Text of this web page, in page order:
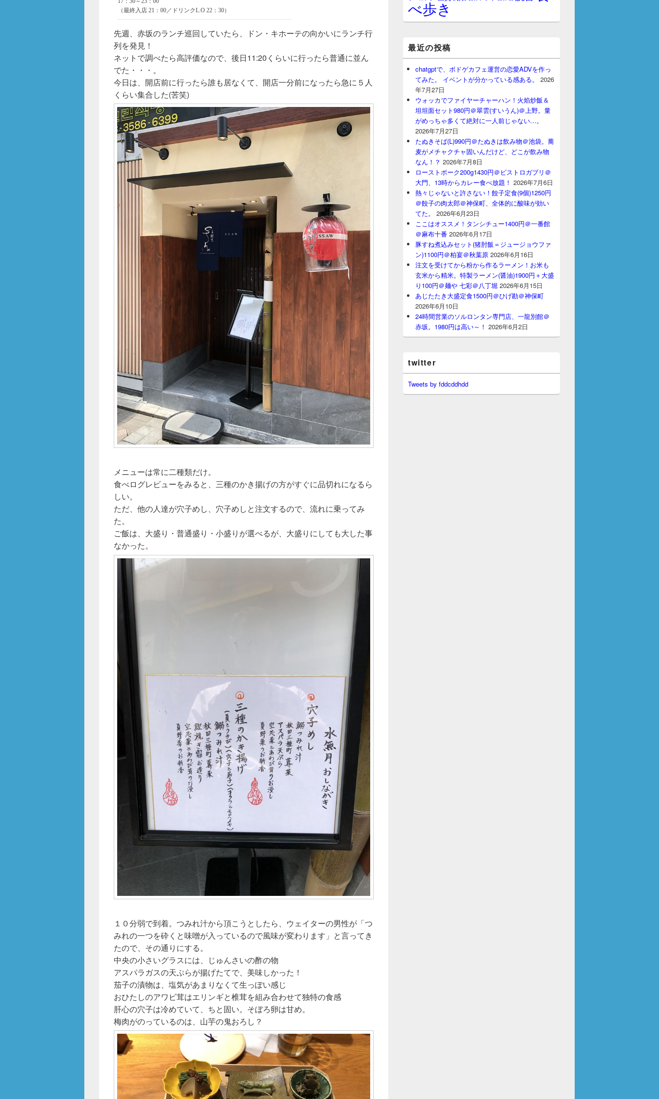
先週、赤坂のランチ巡回していたら、ドン・キホーテの向かいにランチ行
列を発見！
ネットで調べたら高評価なので、後日11:20くらいに行ったら普通に並ん
でた・・・。
今日は、開店前に行ったら誰も居なくて、開店一分前になったら急に５人
くらい集合した(苦笑)
メニューは常に二種類だけ。
食べログレビューをみると、三種のかき揚げの方がすぐに品切れになるら
しい。
ただ、他の人達が穴子めし、穴子めしと注文するので、流れに乗ってみ
た。
ご飯は、大盛り・普通盛り・小盛りが選べるが、大盛りにしても大した事
なかった。
１０分弱で到着。つみれ汁から頂こうとしたら、ウェイターの男性が「つ
みれの一つを砕くと味噌が入っているので風味が変わります」と言ってき
たので、その通りにする。
中央の小さいグラスには、じゅんさいの酢の物
アスパラガスの天ぷらが揚げたてで、美味しかった！
茄子の漬物は、塩気があまりなくて生っぽい感じ
おひたしのアワビ茸はエリンギと椎茸を組み合わせて独特の食感
肝心の穴子は冷めていて、ちと固い。そぼろ卵は甘め。
梅肉がのっているのは、山芋の鬼おろし？
べ歩き
最近の投稿
chatgptで、ボドゲカフェ運営の恋愛ADVを作っ
てみた。 イベントが分かっている感ある。
2026
年7月27日
ウォッカでファイヤーチャーハン！火焰炒飯＆
坦坦面セット980円＠翠雲(すいうん)＠上野。量
がめっちゃ多くて絶対に一人前じゃない…。
2026年7月27日
たぬきそば(L)990円＠たぬきは飲み物＠池袋。蕎
麦がメチャクチャ固いんだけど、どこが飲み物
なん！？ 2026年7月8日
ローストポーク200g1430円＠ビストロガブリ＠
大門、13時からカレー食べ放題！ 2026年7月6日
熱々じゃないと許さない！餃子定食(9個)1250円
＠餃子の肉太郎＠神保町、全体的に酸味が効い
てた。
2026年6月23日
ここはオススメ！タンシチュー1400円＠一番館
＠麻布十番 2026年6月17日
豚すね煮込みセット(猪肘飯＝ジュージョウファ
ン)1100円＠柏宴＠秋葉原 2026年6月16日
注文を受けてから粉から作るラーメン！お米も
玄米から精米。特製ラーメン(醤油)1900円＋大盛
り100円＠麺や 七彩＠八丁堀 2026年6月15日
あじたたき大盛定食1500円＠ひげ勘＠神保町
2026年6月10日
24時間営業のソルロンタン専門店、一龍別館＠
赤坂。1980円は高い～！ 2026年6月2日
twitter
Tweets by fddcddhdd